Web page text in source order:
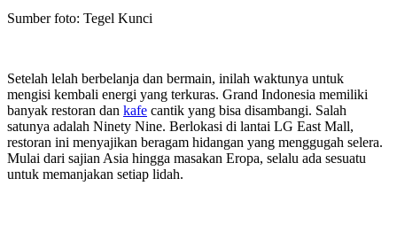
Sumber foto: Tegel Kunci
Setelah lelah berbelanja dan bermain, inilah waktunya untuk
mengisi kembali energi yang terkuras. Grand Indonesia memiliki
banyak restoran dan kafe cantik yang bisa disambangi. Salah
satunya adalah Ninety Nine. Berlokasi di lantai LG East Mall,
restoran ini menyajikan beragam hidangan yang menggugah selera.
Mulai dari sajian Asia hingga masakan Eropa, selalu ada sesuatu
untuk memanjakan setiap lidah.